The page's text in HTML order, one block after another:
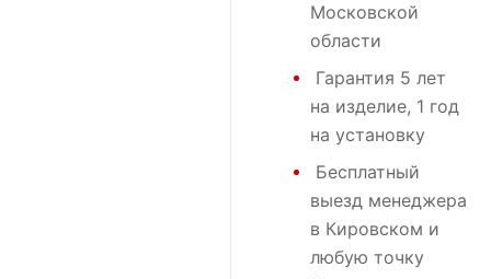
Московской
области
Гарантия 5 лет
на изделие, 1 год
на установку
Бесплатный
выезд менеджера
в Кировском и
любую точку